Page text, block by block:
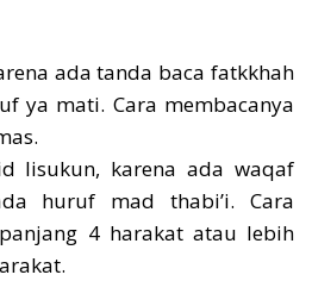
ya mati. Cara membacanya
huruf mad thabi’i. Cara
4 harakat atau lebih